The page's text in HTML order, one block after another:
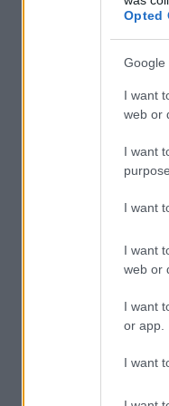
Opted
Google
I want
web or
I want
I want
I want
web or
I want
or app.
I want